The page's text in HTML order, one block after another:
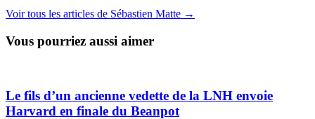
Voir tous les articles de Sébastien Matte →
Vous pourriez aussi aimer
Le fils d’un ancienne vedette de la LNH envoie
Harvard en finale du Beanpot